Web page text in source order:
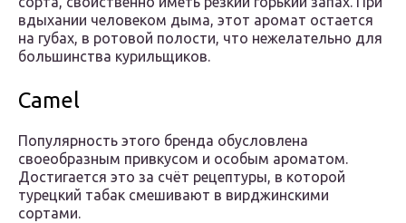
вдыхании человеком дыма, этот аромат остается
на губах, в ротовой полости, что нежелательно для
большинства курильщиков.
Camel
Популярность этого бренда обусловлена
своеобразным привкусом и особым ароматом.
Достигается это за счёт рецептуры, в которой
турецкий табак смешивают в вирджинскими
сортами.